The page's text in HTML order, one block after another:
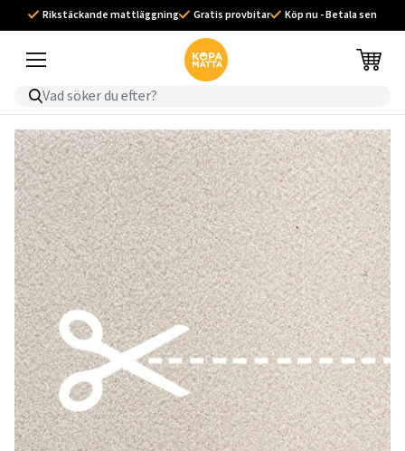
Rikstäckande mattläggning Gratis provbitar Köp nu - Betala sen